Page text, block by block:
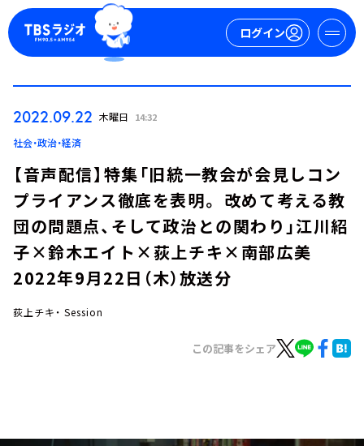
ログイン
週間番組表
2022.09.22 木曜日 14:32
社会・政治・経済
【音声配信】特集「旧統一教会が会見しコン
プライアンス徹底を表明。 改めて考える教
団の問題点、そして政治との関わり」江川紹
子×鈴木エイト×荻上チキ×南部広美
2022年9月22日（木）放送分
荻上チキ・ Session
この記事をシェア